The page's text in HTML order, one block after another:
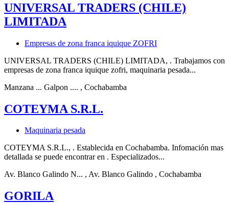
UNIVERSAL TRADERS (CHILE)
LIMITADA
Empresas de zona franca iquique ZOFRI
UNIVERSAL TRADERS (CHILE) LIMITADA, . Trabajamos con
empresas de zona franca iquique zofri, maquinaria pesada...
Manzana ... Galpon .... , Cochabamba
COTEYMA S.R.L.
Maquinaria pesada
COTEYMA S.R.L., . Establecida en Cochabamba. Infomación mas
detallada se puede encontrar en . Especializados...
Av. Blanco Galindo N... , Av. Blanco Galindo , Cochabamba
GORILA